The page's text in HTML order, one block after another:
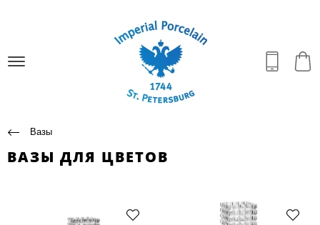
Вазы
ВАЗЫ ДЛЯ ЦВЕТОВ